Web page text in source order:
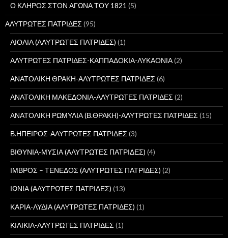
Ο ΚΛΗΡΟΣ ΣΤΟΝ ΑΓΩΝΑ ΤΟΥ 1821 (5)
ΑΛΥΤΡΩΤΕΣ ΠΑΤΡΙΔΕΣ (95)
ΑΙΟΛΙΑ (ΑΛΥΤΡΩΤΕΣ ΠΑΤΡΙΔΕΣ) (1)
ΑΛΥΤΡΩΤΕΣ ΠΑΤΡΙΔΕΣ-ΚΑΠΠΑΔΟΚΙΑ-ΛΥΚΑΟΝΙΑ(2)
ΑΝΑΤΟΛΙΚΗ ΘΡΑΚΗ-ΑΛΥΤΡΩΤΕΣ ΠΑΤΡΙΔΕΣ (6)
ΑΝΑΤΟΛΙΚΗ ΜΑΚΕΔΟΝΙΑ-ΑΛΥΤΡΩΤΕΣ ΠΑΤΡΙΔΕΣ (2)
ΑΝΑΤΟΛΙΚΗ ΡΩΜΥΛΙΑ (Β.ΘΡΑΚΗ)-ΑΛΥΤΡΩΤΕΣ ΠΑΤΡΙΔΕΣ (15)
Β.ΗΠΕΙΡΟΣ-ΑΛΥΤΡΩΤΕΣ ΠΑΤΡΙΔΕΣ (3)
ΒΙΘΥΝΙΑ-ΜΥΣΙΑ (ΑΛΥΤΡΩΤΕΣ ΠΑΤΡΙΔΕΣ) (4)
ΙΜΒΡΟΣ – ΤΕΝΕΔΟΣ (ΑΛΥΤΡΩΤΕΣ ΠΑΤΡΙΔΕΣ) (2)
ΙΩΝΙΑ (ΑΛΥΤΡΩΤΕΣ ΠΑΤΡΙΔΕΣ) (13)
ΚΑΡΙΑ-ΛΥΔΙΑ (ΑΛΥΤΡΩΤΕΣ ΠΑΤΡΙΔΕΣ) (1)
ΚΙΛΙΚΙΑ-ΑΛΥΤΡΩΤΕΣ ΠΑΤΡΙΔΕΣ (1)